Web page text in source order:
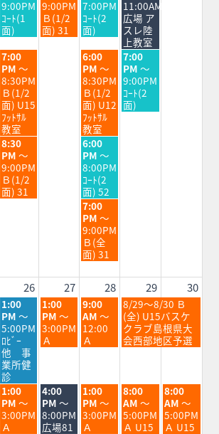
日,
8
月
19th
2026
9:00PM
ｺｰﾄ(1
面)
日,
8
月
20th
9:00PM
Ｂ(1/2
面) 31
日,
8
月
21st
2026
7:00PM
ｺｰﾄ(2
面)
日,
8
月
22nd
2026
11:00AM
広場 ア
スレ陸
上教室
水
曜
日,
8
月
19th
2026
7:00
PM ～
8:30PM
Ｂ(1/2
面) U15
ﾌｯﾄｻﾙ
教室
金
曜
日,
8
月
21st
2026
6:00
PM ～
8:30PM
Ｂ(1/2
面) U12
ﾌｯﾄｻﾙ
教室
土
曜
日,
8
月
22nd
7:00
PM ～
9:00PM
ｺｰﾄ(2
面)
水
曜
日,
8
月
19th
8:30
PM ～
9:00PM
Ｂ(1/2
面) 31
金
曜
日,
8
月
21st
2026
6:00
PM ～
8:00PM
ｺｰﾄ(2
面) 52
金
曜
日,
8
月
21st
2026
7:00
PM ～
9:00PM
Ｂ(全
面) 31
26 27 28 29 30
水
曜
日,
8
月
26th
2026
1:00
PM ～
5:00PM
ﾛﾋﾞｰ
他 事
業所健
診
木
曜
日,
8
月
1:00
PM ～
3:00PM
Ａ
金
曜
日,
8
月
9:00
AM ～
12:00
Ａ
土
曜
日,
8
月
8/29～8/30 Ｂ
(全) U15バスケ
クラブ島根県大
会西部地区予選
水
曜
日,
8
1:00
PM ～
3:00PM
Ａ
木
曜
日,
8
4:00
PM ～
8:00PM
広場81
金
曜
日,
8
1:00
PM ～
3:00PM
Ａ
土
曜
日,
8
8:00
AM ～
5:00PM
Ａ U15
日
曜
日,
8
8:00
AM ～
5:00PM
Ａ U15